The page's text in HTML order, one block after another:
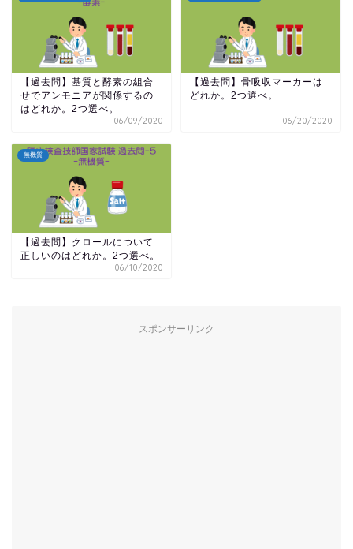
【過去問】基質と酵素の組合
せでアンモニアが関係するの
はどれか。2つ選べ。
06/09/2020
【過去問】骨吸収マーカーは
どれか。2つ選べ。
06/20/2020
無機質
【過去問】クロールについて
正しいのはどれか。2つ選べ。
06/10/2020
スポンサーリンク